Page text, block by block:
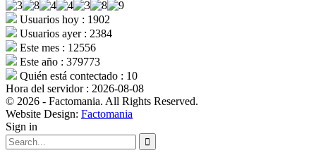
Usuarios hoy : 1902
Usuarios ayer : 2384
Este mes : 12556
Este año : 379773
Quién está contectado : 10
Hora del servidor : 2026-08-08
© 2026 - Factomania. All Rights Reserved.
Website Design: Factomania
Sign in